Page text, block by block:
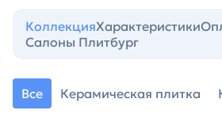
КоллекцияХарактеристики
Салоны Плитбург
Все Керамическая плитка